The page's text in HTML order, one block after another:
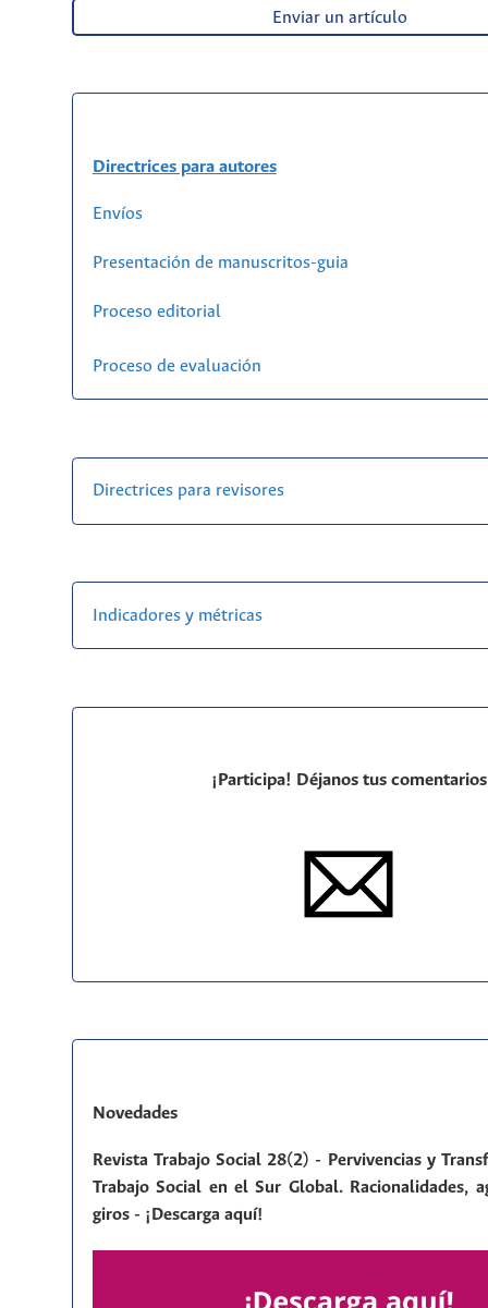
Enviar un artículo
Directrices para autores
Envíos
Presentación de manuscritos-guia
Proceso editorial
Proceso de evaluación
Directrices para revisores
Indicadores y métricas
¡Participa! Déjanos tus comentarios
Novedades
Revista Trabajo Social 28(2) - Pervivencias y
Trabajo Social en el Sur Global. Racionalidades,
giros - ¡Descarga aquí!